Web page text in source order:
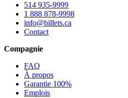
514 935-9999
1 888 878-9998
info@billets.ca
Contact
Compagnie
FAQ
À propos
Garantie 100%
Emplois